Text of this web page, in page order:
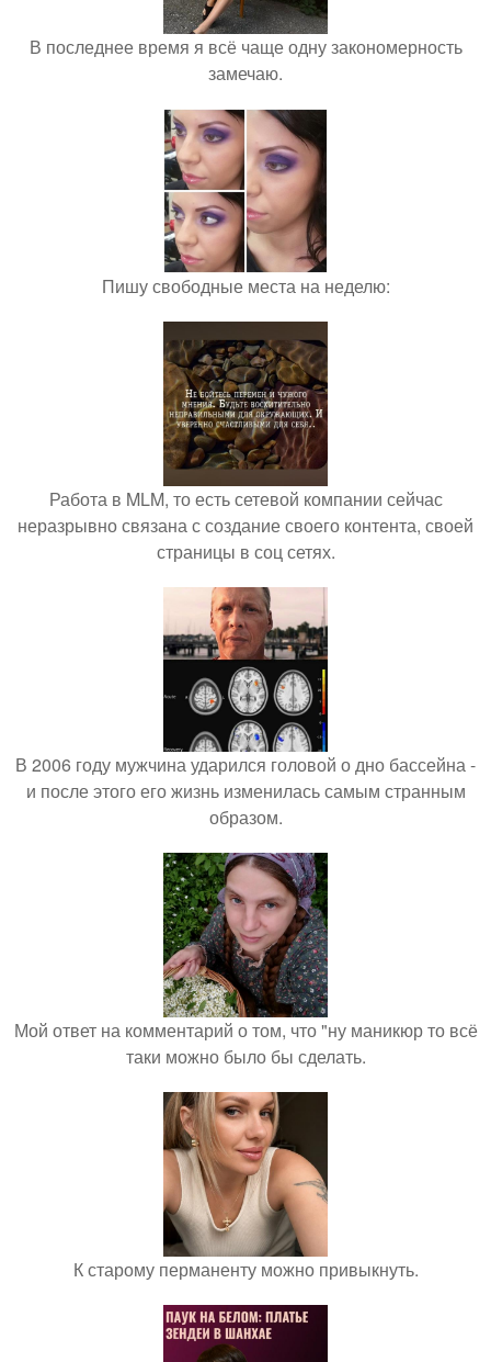
В последнее время я всё чаще одну закономерность
замечаю.
Пишу свободные места на неделю:
Работа в MLM, то есть сетевой компании сейчас
неразрывно связана с создание своего контента, своей
страницы в соц сетях.
В 2006 году мужчина ударился головой о дно бассейна -
и после этого его жизнь изменилась самым странным
образом.
Мой ответ на комментарий о том, что "ну маникюр то всё
таки можно было бы сделать.
К старому перманенту можно привыкнуть.